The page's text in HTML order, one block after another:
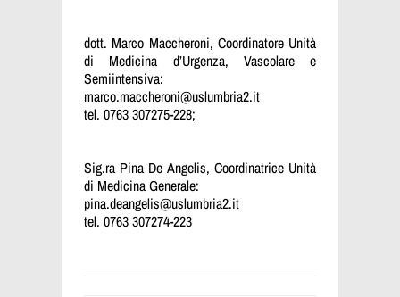
dott. Marco Maccheroni, Coordinatore Unità
di Medicina d’Urgenza, Vascolare e
Semiintensiva:
marco.maccheroni@uslumbria2.it
tel. 0763 307275-228;
Sig.ra Pina De Angelis, Coordinatrice Unità
di Medicina Generale:
pina.deangelis@uslumbria2.it
tel. 0763 307274-223